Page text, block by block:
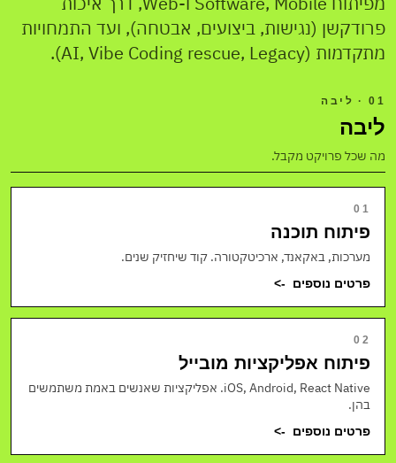
פרודקשן (נגישות, ביצועים, אבטחה), ועד התמחויות
מתקדמות (AI, Vibe Coding rescue, Legacy).
01 · ליבה
ליבה
מה שכל פרויקט מקבל.
01
פיתוח תוכנה
מערכות, באקאנד, ארכיטקטורה. קוד שיחזיק שנים.
פרטים נוספים ->
02
פיתוח אפליקציות מובייל
iOS, Android, React Native. אפליקציות שאנשים באמת משתמשים
בהן.
פרטים נוספים ->